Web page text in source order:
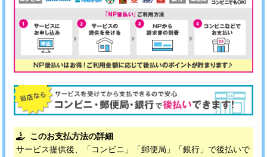
このお支払方法の詳細
サービス提供後、「コンビニ」「郵便局」「銀行」で後払いで